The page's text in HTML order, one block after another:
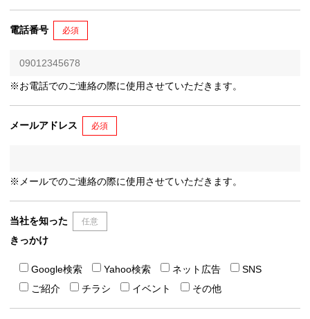
電話番号 必須
※お電話でのご連絡の際に使用させていただきます。
メールアドレス 必須
※メールでのご連絡の際に使用させていただきます。
当社を知った
きっかけ
任意
Google検索 Yahoo検索 ネット広告
SNS
ご紹介
チラシ イベント その他